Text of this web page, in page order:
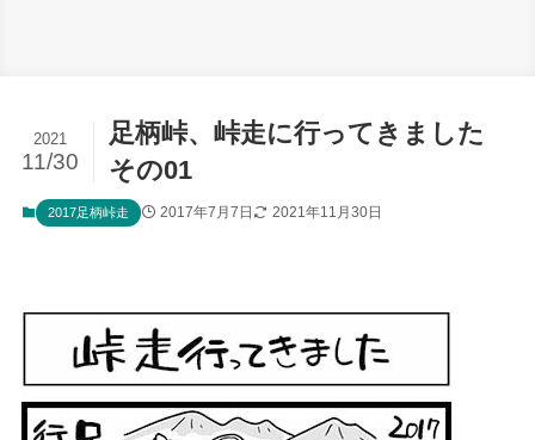
足柄峠、峠走に行ってきました
その01
2021
11/30
2017足柄峠走 2017年7月7日 2021年11月30日